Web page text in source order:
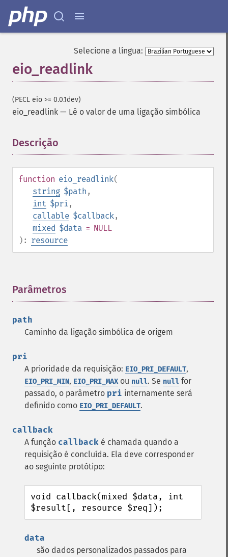
Selecione a língua:
eio_readlink
(PECL eio >= 0.0.1dev)
eio_readlink — Lê o valor de uma ligação simbólica
Descrição
function eio_readlink(
string $path ,
int $pri,
callable $callback,
mixed $data = NULL
): resource
Parâmetros
path
Caminho da ligação simbólica de origem
pri
A prioridade da requisição: EIO_PRI_DEFAULT,
EIO_PRI_MIN, EIO_PRI_MAXou null. Se null for
passado, o parâmetro pri internamente será
definido como EIO_PRI_DEFAULT.
callback
A função callback é chamada quando a
requisição é concluída. Ela deve corresponder
ao seguinte protótipo:
void callback(mixed $data, int
$result[, resource $req]);
data
são dados personalizados passados para